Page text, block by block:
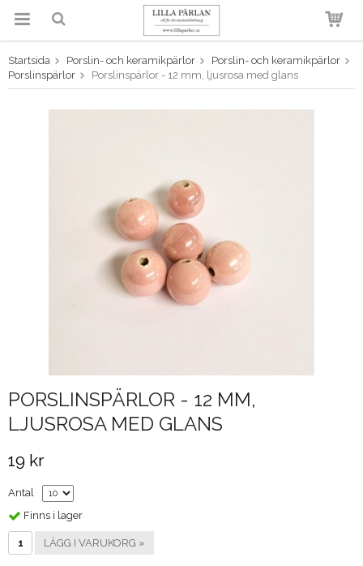
Produkten har blivit tillagd i
varukorgen
Startsida Porslin- och keramikpärlor
Porslin- och keramikpärlor
Porslinspärlor
Porslinspärlor - 12 mm, ljusrosa med glans
PORSLINSPÄRLOR - 12 MM,
LJUSROSA MED GLANS
19 kr
Antal
Finns i lager
LÄGG I VARUKORG »